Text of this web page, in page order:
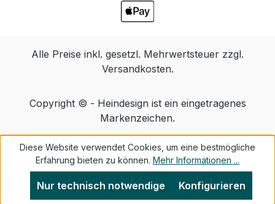
Alle Preise inkl. gesetzl. Mehrwertsteuer zzgl.
Versandkosten.
Copyright © - Heindesign ist ein eingetragenes
Markenzeichen.
Diese Website verwendet Cookies, um eine bestmögliche
Erfahrung bieten zu können. Mehr Informationen ...
Nur technisch notwendige Konfigurieren